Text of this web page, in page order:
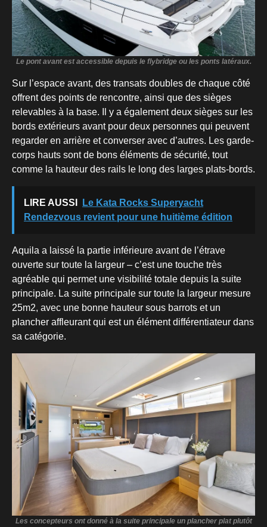
Le pont avant est accessible depuis le flybridge ou les ponts latéraux.
Sur l’espace avant, des transats doubles de chaque côté
offrent des points de rencontre, ainsi que des sièges
relevables à la base. Il y a également deux sièges sur les
bords extérieurs avant pour deux personnes qui peuvent
regarder en arrière et converser avec d’autres. Les garde-
corps hauts sont de bons éléments de sécurité, tout
comme la hauteur des rails le long des larges plats-bords.
LIRE AUSSI
Le Kata Rocks Superyacht
Rendezvous revient pour une huitième édition
Aquila a laissé la partie inférieure avant de l’étrave
ouverte sur toute la largeur – c’est une touche très
agréable qui permet une visibilité totale depuis la suite
principale. La suite principale sur toute la largeur mesure
25m2, avec une bonne hauteur sous barrots et un
plancher affleurant qui est un élément différentiateur dans
sa catégorie.
Les concepteurs ont donné à la suite principale un plancher plat plutôt